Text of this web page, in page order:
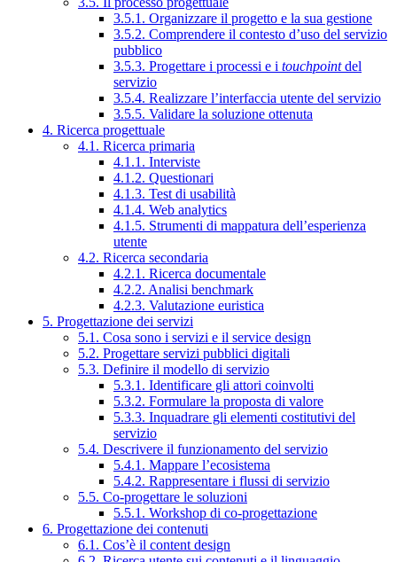
3.5.1. Organizzare il progetto e la sua gestione
3.5.2. Comprendere il contesto d’uso del servizio
pubblico
3.5.3. Progettare i processi e i touchpointdel
servizio
3.5.4. Realizzare l’interfaccia utente del servizio
3.5.5. Validare la soluzione ottenuta
4. Ricerca progettuale
4.1. Ricerca primaria
4.1.1. Interviste
4.1.2. Questionari
4.1.3. Test di usabilità
4.1.4. Web analytics
4.1.5. Strumenti di mappatura dell’esperienza
utente
4.2. Ricerca secondaria
4.2.1. Ricerca documentale
4.2.2. Analisi benchmark
4.2.3. Valutazione euristica
5. Progettazione dei servizi
5.1. Cosa sono i servizi e il service design
5.2. Progettare servizi pubblici digitali
5.3. Definire il modello di servizio
5.3.1. Identificare gli attori coinvolti
5.3.2. Formulare la proposta di valore
5.3.3. Inquadrare gli elementi costitutivi del
servizio
5.4. Descrivere il funzionamento del servizio
5.4.1. Mappare l’ecosistema
5.4.2. Rappresentare i flussi di servizio
5.5. Co-progettare le soluzioni
5.5.1. Workshop di co-progettazione
6. Progettazione dei contenuti
6.1. Cos’è il content design